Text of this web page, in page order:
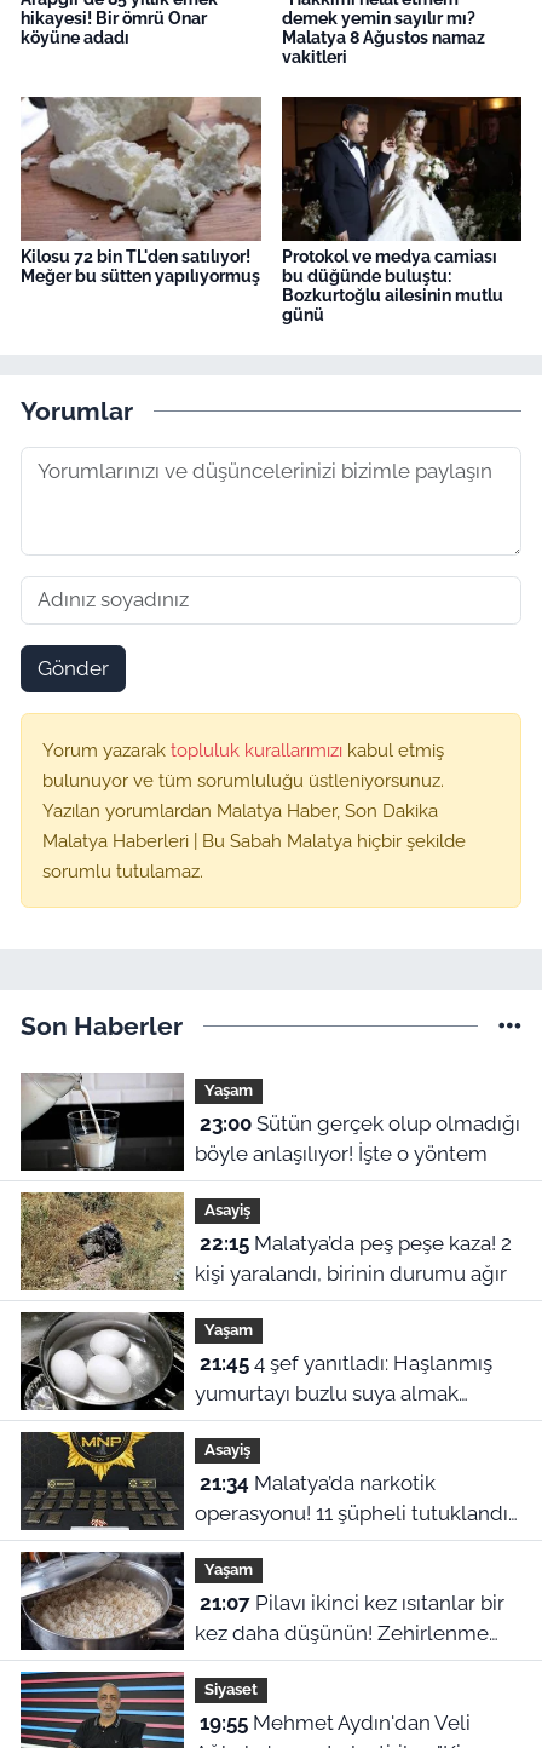
hikayesi! Bir ömrü Onar
köyüne adadı
demek yemin sayılır mı?
Malatya 8 Ağustos namaz
vakitleri
Kilosu 72 bin TL'den satılıyor!
Meğer bu sütten yapılıyormuş
Protokol ve medya camiası
bu düğünde buluştu:
Bozkurtoğlu ailesinin mutlu
günü
Yorumlar
Gönder
Yorum yazarak topluluk kurallarımızı kabul etmiş
bulunuyor ve tüm sorumluluğu üstleniyorsunuz.
Yazılan yorumlardan Malatya Haber, Son Dakika
Malatya Haberleri | Bu Sabah Malatya hiçbir şekilde
sorumlu tutulamaz.
Son Haberler
Yaşam
23:00Sütün gerçek olup olmadığı
böyle anlaşılıyor! İşte o yöntem
Asayiş
22:15Malatya’da peş peşe kaza! 2
kişi yaralandı, birinin durumu ağır
Yaşam
21:454 şef yanıtladı: Haşlanmış
yumurtayı buzlu suya almak
neden şart?
Asayiş
21:34
operasyonu! 11 şüpheli tutuklandı,
uyuşturucu stoku ele geçirildi
Yaşam
21:07Pilavı ikinci kez ısıtanlar bir
kez daha düşünün! Zehirlenme
riski var
Siyaset
19:55Mehmet Aydın'dan Veli